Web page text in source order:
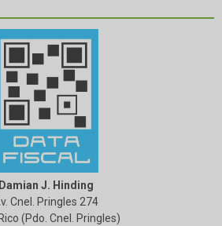
Damian J. Hinding
Cnel. Pringles 274
(Pdo. Cnel. Pringles)